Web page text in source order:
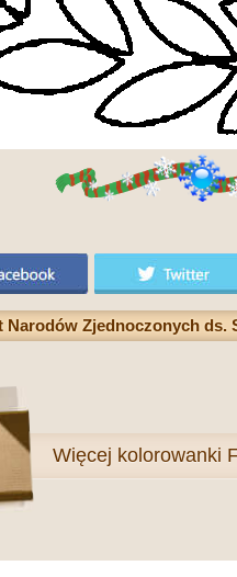
Zjednoczonych ds.
Więcej kolorowanki